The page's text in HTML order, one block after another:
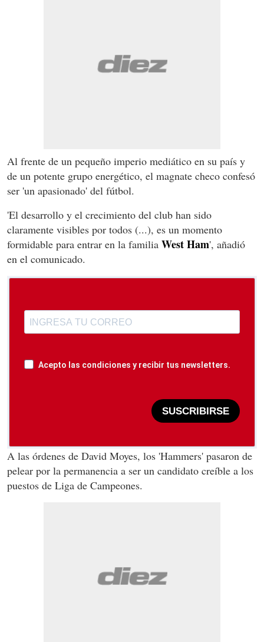
Al frente de un pequeño imperio mediático en su país y
de un potente grupo energético, el magnate checo confesó
ser 'un apasionado' del fútbol.
'El desarrollo y el crecimiento del club han sido
claramente visibles por todos (...), es un momento
formidable para entrar en la familia West Ham', añadió
en el comunicado.
Acepto las condiciones y recibir tus newsletters.
SUSCRIBIRSE
A las órdenes de David Moyes, los 'Hammers' pasaron de
pelear por la permanencia a ser un candidato creíble a los
puestos de Liga de Campeones.